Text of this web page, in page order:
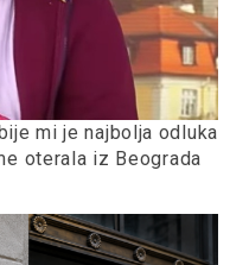
mi je najbolja odluka
oterala iz Beograda